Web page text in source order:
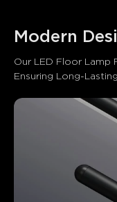
Modern
Our LED Floor Lamp
Ensuring Long-